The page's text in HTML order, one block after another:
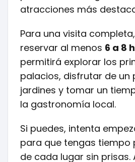
atracciones más
Para una visita
reservar al menos 6 a 8
permitirá explorar los
palacios, disfrutar de un
jardines y tomar un
la gastronomía local.
Si puedes, intenta
para que tengas tiempo
de cada lugar sin prisas.